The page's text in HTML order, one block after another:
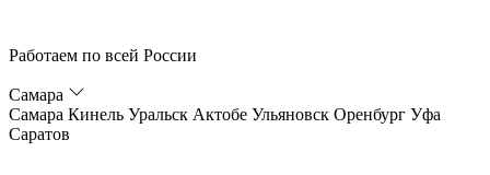
Работаем по всей России
Самара
Самара Кинель Уральск Актобе Ульяновск Оренбург Уфа
Саратов